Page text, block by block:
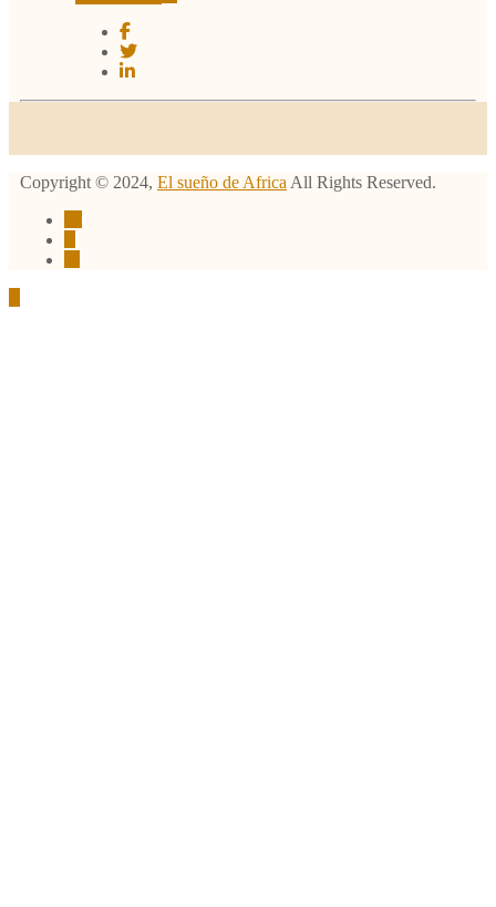
Copyright © 2024, El sueño de Africa All Rights Reserved.